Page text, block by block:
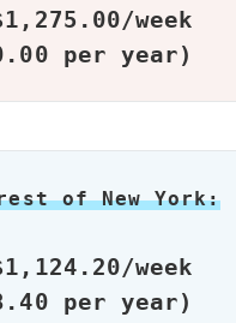
week
per year)
of New York:
week
per year)